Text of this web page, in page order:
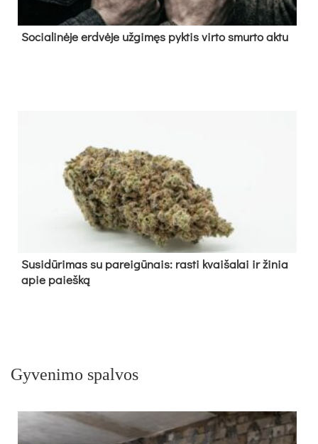
So­cia­li­nė­je erd­vė­je už­gi­męs pyk­tis vir­to smur­to ak­tu
Su­si­dū­ri­mas su pa­rei­gū­nais: ras­ti kvai­ša­lai ir ži­nia
apie paieš­ką
Gyvenimo spalvos